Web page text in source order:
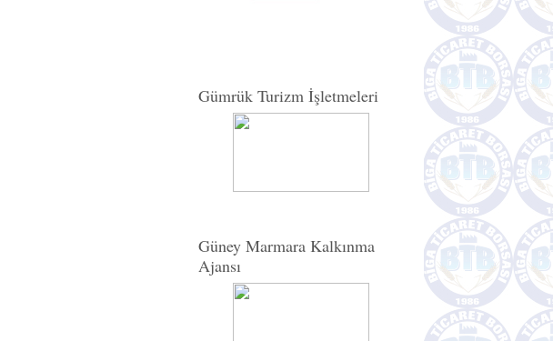
Gümrük Turizm İşletmeleri
Güney Marmara Kalkınma
Ajansı